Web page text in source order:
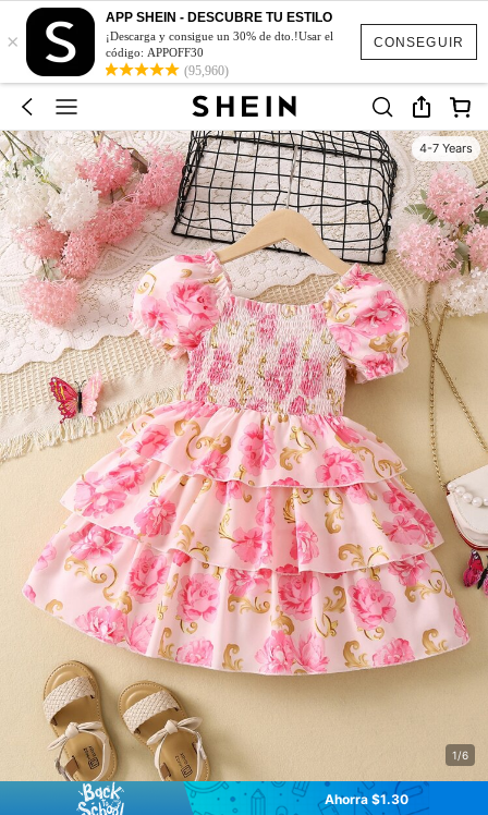
CONSEGUIR
×
APP SHEIN - DESCUBRE TU ESTILO
¡Descarga y consigue un 30% de dto.!Usar el
código: APPOFF30
(95,960)
4-7 Years
1/6
Ahorra $1.30